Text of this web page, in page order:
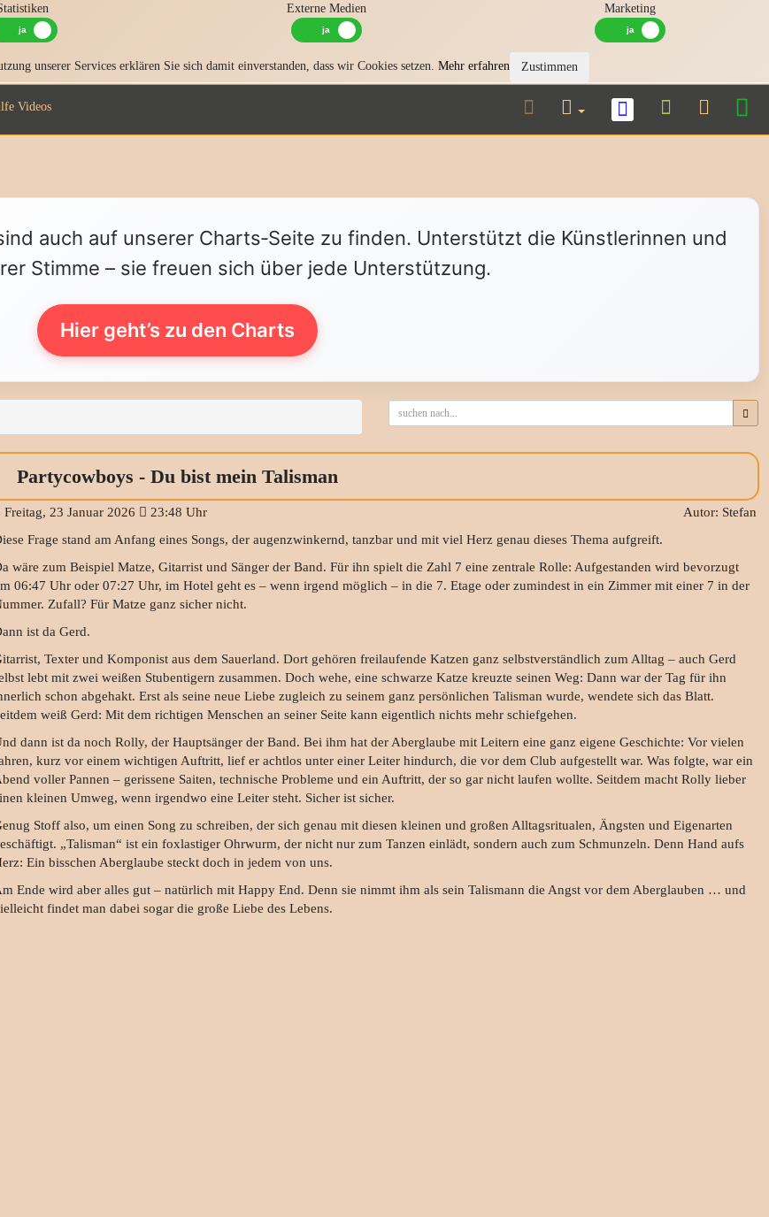
Externe Medien Marketing
unserer Services erklären Sie sich damit einverstanden, dass wir Cookies setzen. Mehr erfahren Zustimmen
Videos
auch auf unserer Charts‑Seite zu finden. Unterstützt die Künstlerinnen und
Stimme – sie freuen sich über jede Unterstützung.
Hier geht’s zu den Charts
Partycowboys - Du bist mein Talisman
Freitag, 23 Januar 2026 23:48 Uhr
Autor: Stefan
Frage stand am Anfang eines Songs, der augenzwinkernd, tanzbar und mit viel Herz genau dieses Thema aufgreift.
wäre zum Beispiel Matze, Gitarrist und Sänger der Band. Für ihn spielt die Zahl 7 eine zentrale Rolle: Aufgestanden wird bevorzugt
06:47 Uhr oder 07:27 Uhr, im Hotel geht es – wenn irgend möglich – in die 7. Etage oder zumindest in ein Zimmer mit einer 7 in der
Zufall? Für Matze ganz sicher nicht.
ist da Gerd.
Texter und Komponist aus dem Sauerland. Dort gehören freilaufende Katzen ganz selbstverständlich zum Alltag – auch Gerd
lebt mit zwei weißen Stubentigern zusammen. Doch wehe, eine schwarze Katze kreuzte seinen Weg: Dann war der Tag für ihn
schon abgehakt. Erst als seine neue Liebe zugleich zu seinem ganz persönlichen Talisman wurde, wendete sich das Blatt.
weiß Gerd: Mit dem richtigen Menschen an seiner Seite kann eigentlich nichts mehr schiefgehen.
dann ist da noch Rolly, der Hauptsänger der Band. Bei ihm hat der Aberglaube mit Leitern eine ganz eigene Geschichte: Vor vielen
kurz vor einem wichtigen Auftritt, lief er achtlos unter einer Leiter hindurch, die vor dem Club aufgestellt war. Was folgte, war ein
voller Pannen – gerissene Saiten, technische Probleme und ein Auftritt, der so gar nicht laufen wollte. Seitdem macht Rolly lieber
kleinen Umweg, wenn irgendwo eine Leiter steht. Sicher ist sicher.
Stoff also, um einen Song zu schreiben, der sich genau mit diesen kleinen und großen Alltagsritualen, Ängsten und Eigenarten
„Talisman“ ist ein foxlastiger Ohrwurm, der nicht nur zum Tanzen einlädt, sondern auch zum Schmunzeln. Denn Hand aufs
Ein bisschen Aberglaube steckt doch in jedem von uns.
Ende wird aber alles gut – natürlich mit Happy End. Denn sie nimmt ihm als sein Talismann die Angst vor dem Aberglauben … und
findet man dabei sogar die große Liebe des Lebens.